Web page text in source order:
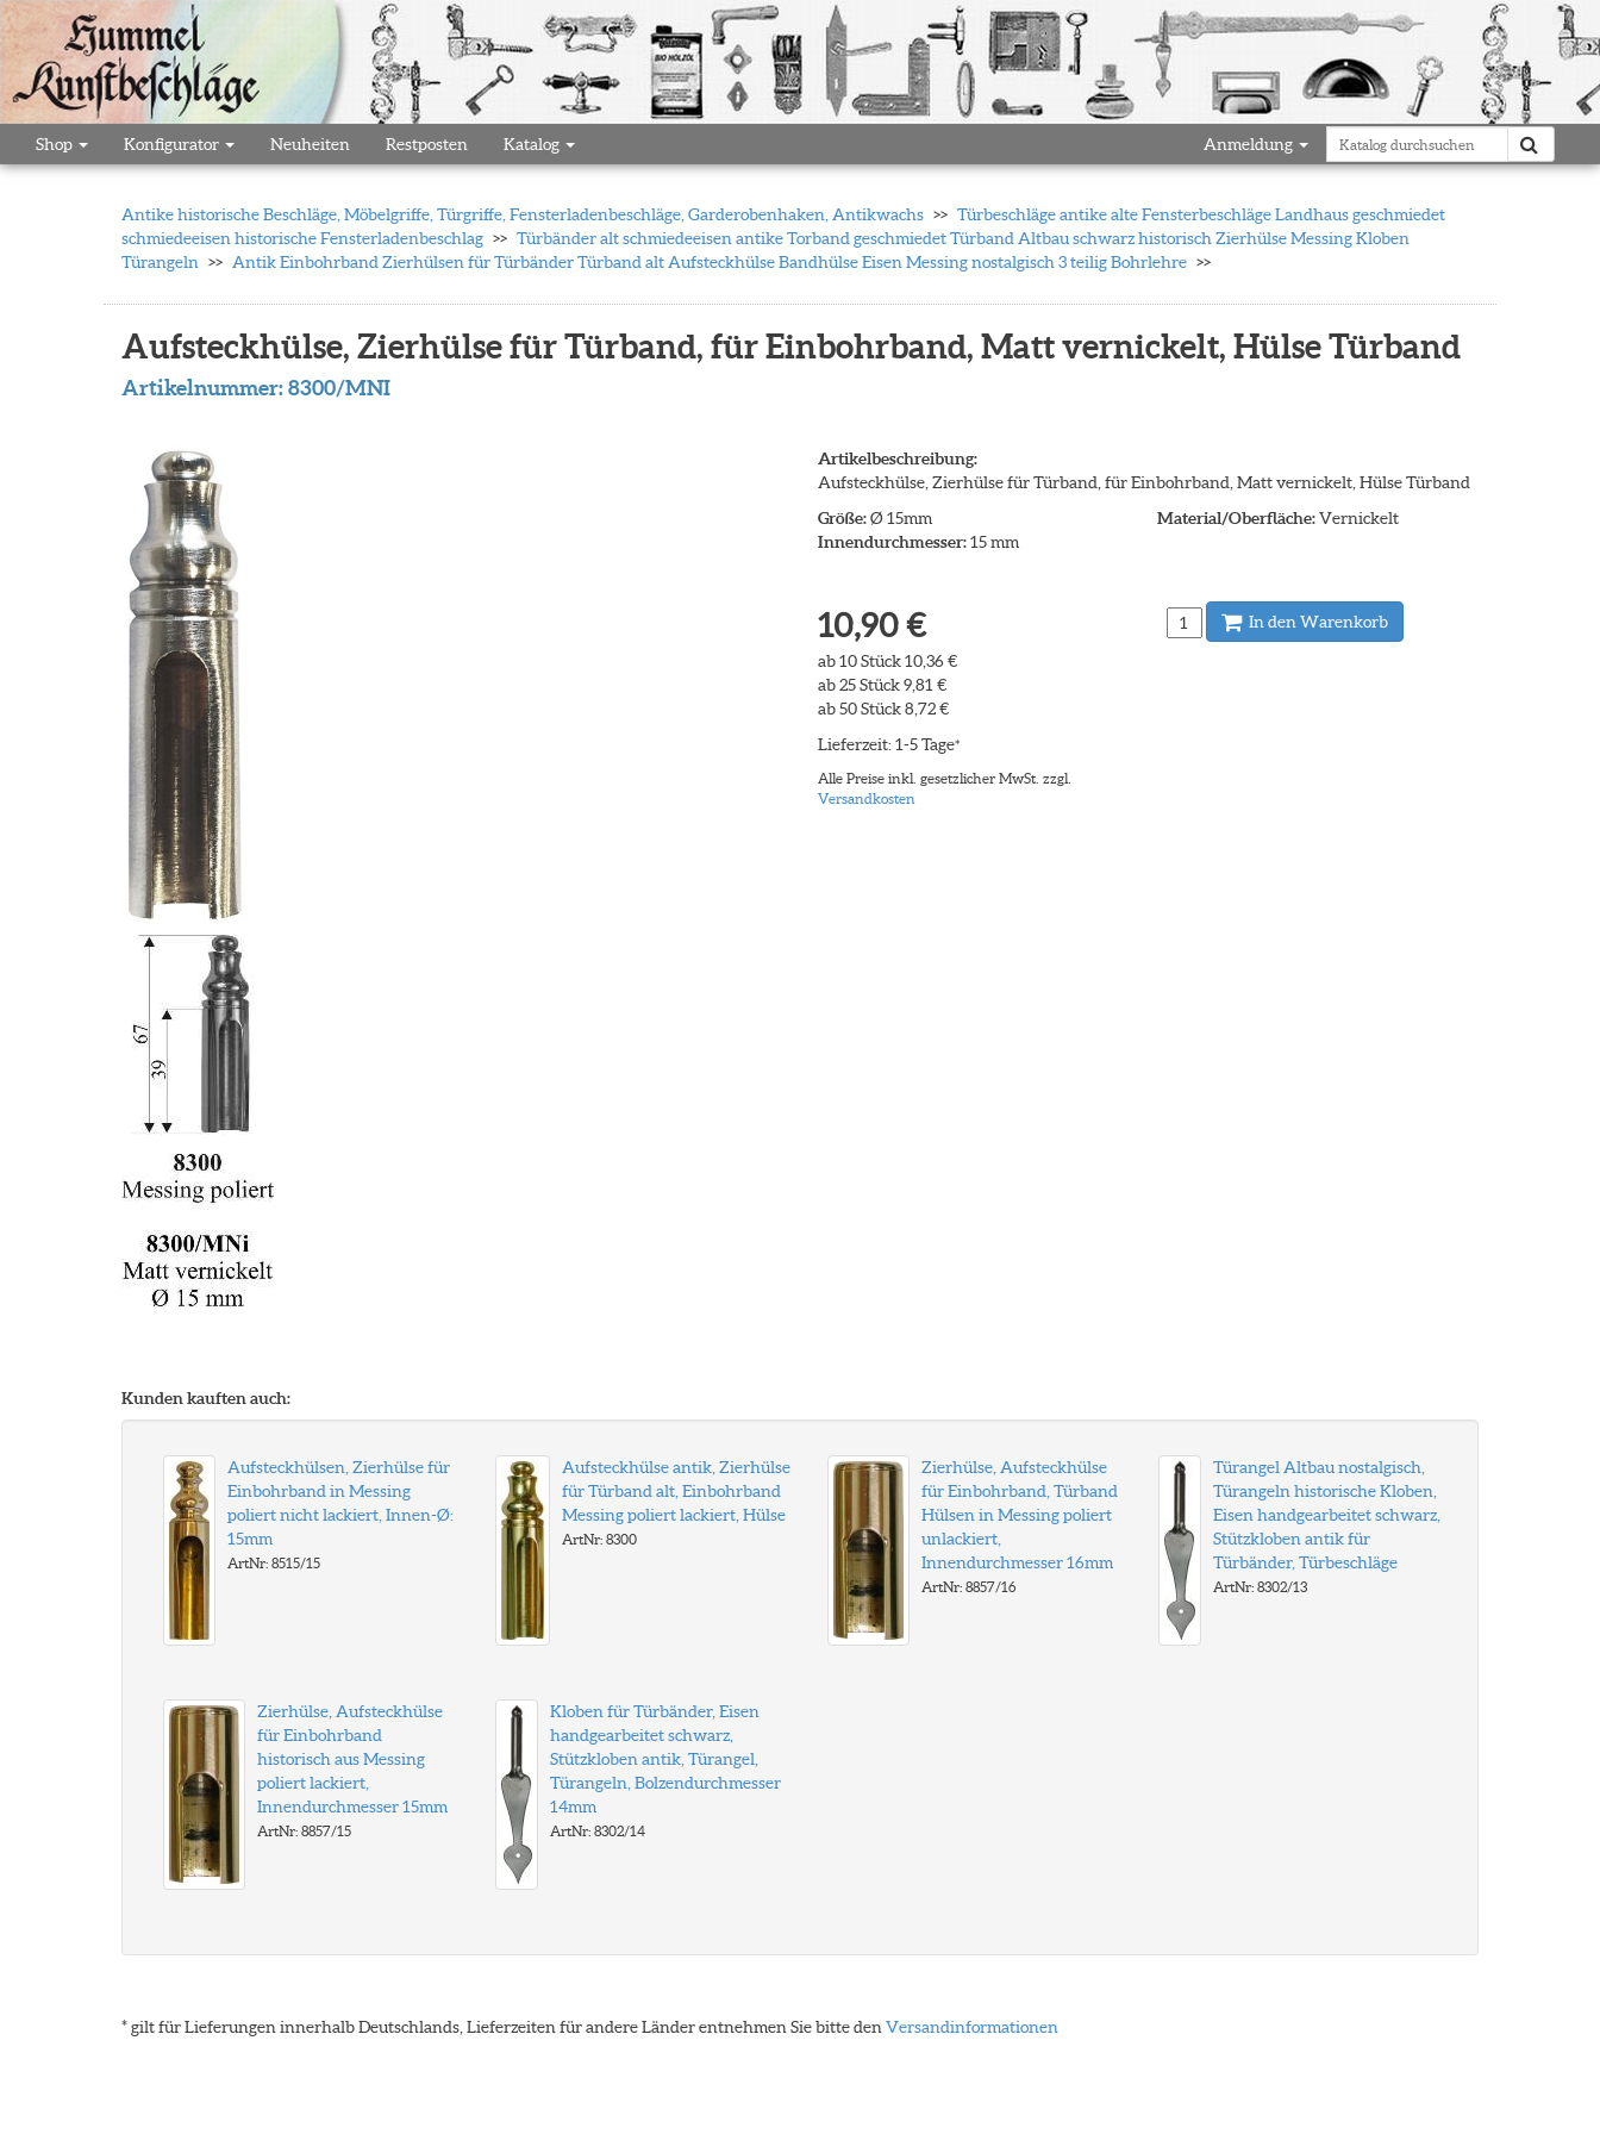
Shop Konfigurator Neuheiten Restposten Katalog Anmeldung
Antike historische Beschläge, Möbelgriffe, Türgriffe, Fensterladenbeschläge, Garderobenhaken, Antikwachs
Türbeschläge antike alte Fensterbeschläge Landhaus geschmiedet
schmiedeeisen historische Fensterladenbeschlag
Türbänder alt schmiedeeisen antike Torband geschmiedet Türband Altbau schwarz historisch Zierhülse Messing Kloben
Türangeln
Antik Einbohrband Zierhülsen für Türbänder Türband alt Aufsteckhülse Bandhülse Eisen Messing nostalgisch 3 teilig Bohrlehre
Aufsteckhülse, Zierhülse für Türband, für Einbohrband, Matt vernickelt, Hülse Türband
Artikelnummer:8300/MNI
Artikelbeschreibung:
Aufsteckhülse, Zierhülse für Türband, für Einbohrband, Matt vernickelt, Hülse Türband
Größe:Ø 15mm
Innendurchmesser:15 mm
Material/Oberfläche:Vernickelt
10,90 €
ab 10 Stück 10,36 €
ab 25 Stück 9,81 €
ab 50 Stück 8,72 €
Lieferzeit: 1-5 Tage*
Alle Preise inkl. gesetzlicher MwSt. zzgl.
Versandkosten
In den Warenkorb
Kunden kauften auch:
Aufsteckhülsen, Zierhülse für
Einbohrband in Messing
poliert nicht lackiert, Innen-Ø:
15mm
ArtNr: 8515/15
Aufsteckhülse antik, Zierhülse
für Türband alt, Einbohrband
Messing poliert lackiert, Hülse
ArtNr: 8300
Zierhülse, Aufsteckhülse
für Einbohrband, Türband
Hülsen in Messing poliert
unlackiert,
Innendurchmesser 16mm
ArtNr: 8857/16
Türangel Altbau nostalgisch,
Türangeln historische Kloben,
Eisen handgearbeitet schwarz,
Stützkloben antik für
Türbänder, Türbeschläge
ArtNr: 8302/13
Zierhülse, Aufsteckhülse
für Einbohrband
historisch aus Messing
poliert lackiert,
Innendurchmesser 15mm
ArtNr: 8857/15
Kloben für Türbänder, Eisen
handgearbeitet schwarz,
Stützkloben antik, Türangel,
Türangeln, Bolzendurchmesser
14mm
ArtNr: 8302/14
* gilt für Lieferungen innerhalb Deutschlands, Lieferzeiten für andere Länder entnehmen Sie bitte den Versandinformationen